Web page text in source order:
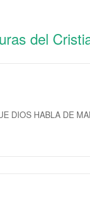
del
DIOS HABLA DE